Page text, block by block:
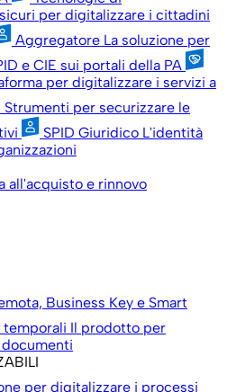
per digitalizzare i cittadini
Aggregatore La soluzione per
e CIE sui portali della PA
per digitalizzare i servizi a
Strumenti per securizzare le
SPID Giuridico L'identità
all'acquisto e rinnovo
Business Key e Smart
temporali Il prodotto per
per digitalizzare i processi